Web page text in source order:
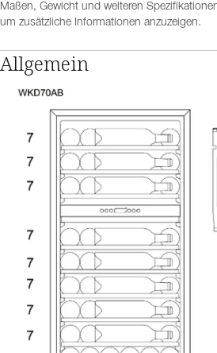
Maßen, Gewicht und weiteren
um zusätzliche Informationen anzuzeigen.
Allgemein